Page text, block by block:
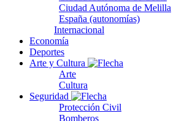
Ciudad Autónoma de Melilla
España (autonomías)
Internacional
Economía
Deportes
Arte y Cultura
Arte
Cultura
Seguridad
Protección Civil
Bomberos